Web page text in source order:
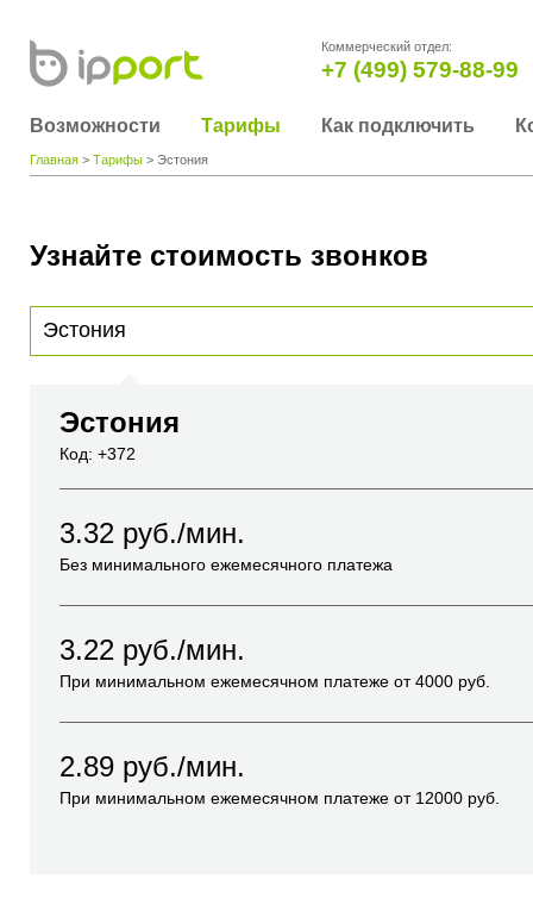
Коммерческий отдел:
+7 (499) 579-88-99
Возможности Тарифы Как подключить
Главная > Тарифы > Эстония
Узнайте стоимость звонков
Эстония
Код: +372
3.32 руб./мин.
Без минимального ежемесячного платежа
3.22 руб./мин.
При минимальном ежемесячном платеже от4000 руб.
2.89 руб./мин.
При минимальном ежемесячном платеже от 12000 руб.